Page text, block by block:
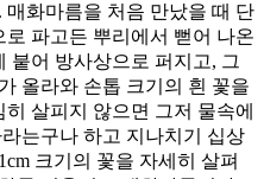
화마름을 처음 만났을 때 단
파고든 뿌리에서 뻗어 나온
붙어 방사상으로 퍼지고, 그
올라와 손톱 크기의 흰 꽃을
살피지 않으면 그저 물속에
는구나 하고 지나치기 십상
크기의 꽃을 자세히 살펴